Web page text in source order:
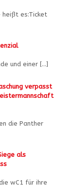
heißt es:Ticket
und einer […]
verpasst
die Panther
als
wC1 für ihre